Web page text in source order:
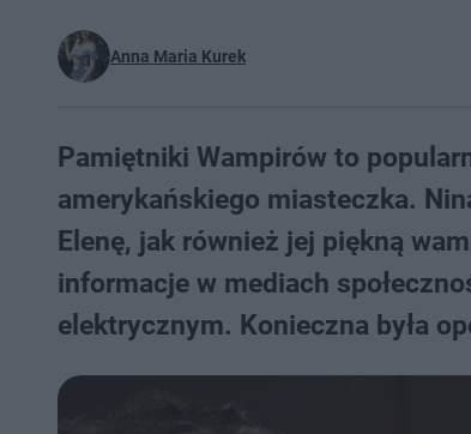
Anna Maria Kurek
Pamiętniki Wampirów to
amerykańskiego miasteczka.
Elenę, jak również jej piękną
informacje w mediach
elektrycznym. Konieczna była